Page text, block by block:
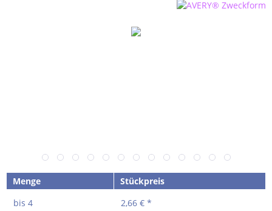
Menge
Stückpreis
bis 4 2,66 € *